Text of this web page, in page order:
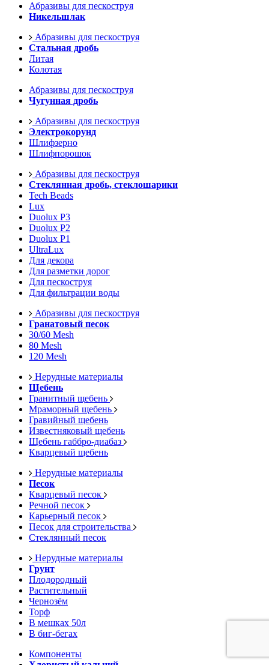
Абразивы для пескоструя
Никельшлак
Абразивы для пескоструя
Стальная дробь
Литая
Колотая
Абразивы для пескоструя
Чугунная дробь
Абразивы для пескоструя
Электрокорунд
Шлифзерно
Шлифпорошок
Абразивы для пескоструя
Стеклянная дробь, стеклошарики
Tech Beads
Lux
Duolux P3
Duolux P2
Duolux P1
UltraLux
Для декора
Для разметки дорог
Для пескоструя
Для фильтрации воды
Абразивы для пескоструя
Гранатовый песок
30/60 Mesh
80 Mesh
120 Mesh
Нерудные материалы
Щебень
Гранитный щебень
Мраморный щебень
Гравийный щебень
Известняковый щебень
Щебень габбро-диабаз
Кварцевый щебень
Нерудные материалы
Песок
Кварцевый песок
Речной песок
Карьерный песок
Песок для строительства
Стеклянный песок
Нерудные материалы
Грунт
Плодородный
Растительный
Чернозём
Торф
В мешках 50л
В биг-бегах
Компоненты